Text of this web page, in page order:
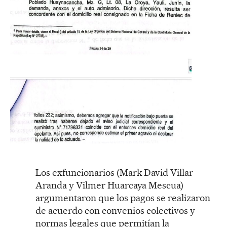
Los exfuncionarios (Mark David Villar
Aranda y Vilmer Huarcaya Mescua)
argumentaron que los pagos se realizaron
de acuerdo con convenios colectivos y
normas legales que permitían la